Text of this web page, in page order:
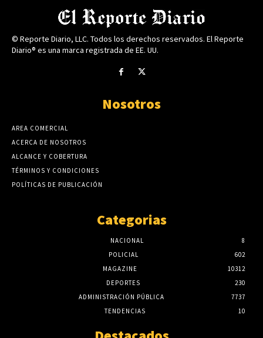
© Reporte Diario, LLC. Todos los derechos reservados. El Reporte
Diario® es una marca registrada de EE. UU.
Nosotros
AREA COMERCIAL
ACERCA DE NOSOTROS
ALCANCE Y COBERTURA
TÉRMINOS Y CONDICIONES
POLÍTICAS DE PUBLICACIÓN
Categorias
NACIONAL
8
POLICIAL
602
MAGAZINE
10312
DEPORTES
230
ADMINISTRACIÓN PÚBLICA
7737
TENDENCIAS
10